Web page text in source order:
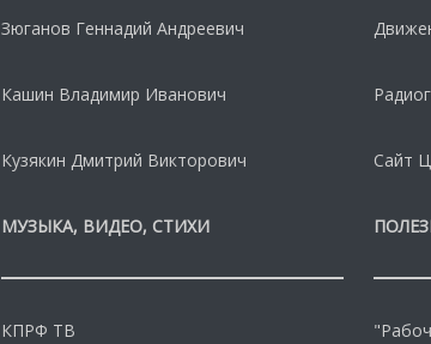
Зюганов Геннадий Андреевич
Кашин Владимир Иванович
Кузякин Дмитрий Викторович
МУЗЫКА, ВИДЕО, СТИХИ
КПРФ ТВ
Сайт